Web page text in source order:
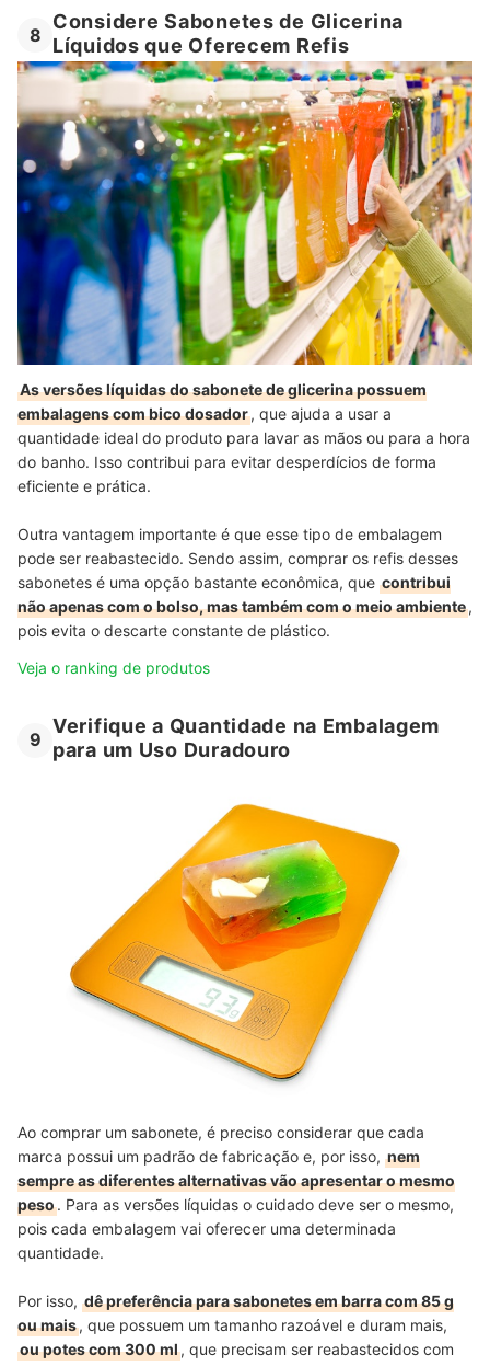
8
Considere Sabonetes de Glicerina
Líquidos que Oferecem Refis
As versões líquidas do sabonete de glicerina possuem
embalagens com bico dosador, que ajuda a usar a
quantidade ideal do produto para lavar as mãos ou para a hora
do banho. Isso contribui para evitar desperdícios de forma
eficiente e prática.
Outra vantagem importante é que esse tipo de embalagem
pode ser reabastecido. Sendo assim, comprar os refis desses
sabonetes é uma opção bastante econômica, que contribui
não apenas com o bolso, mas também com o meio ambiente,
pois evita o descarte constante de plástico.
Veja o ranking de produtos
9
Verifique a Quantidade na Embalagem
para um Uso Duradouro
Ao comprar um sabonete, é preciso considerar que cada
marca possui um padrão de fabricação e, por isso, nem
sempre as diferentes alternativas vão apresentar o mesmo
peso. Para as versões líquidas o cuidado deve ser o mesmo,
pois cada embalagem vai oferecer uma determinada
quantidade.
Por isso, dê preferência para sabonetes em barra com 85 g
ou mais, que possuem um tamanho razoável e duram mais,
ou potes com 300 ml, que precisam ser reabastecidos com